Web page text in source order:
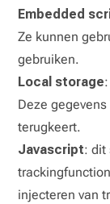
Embedded
Ze kunnen
gebruiken.
Local storage
Deze
terugkeert.
Javascript: dit
injecteren van